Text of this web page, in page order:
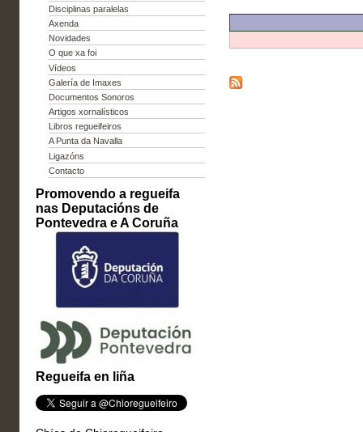
Disciplinas paralelas
Axenda
Novidades
O que xa foi
Vídeos
Galería de Imaxes
Documentos Sonoros
Artigos xornalísticos
Libros regueifeiros
A Punta da Navalla
Ligazóns
Contacto
Promovendo a regueifa
nas Deputacións de
Pontevedra e A Coruña
Regueifa en liña